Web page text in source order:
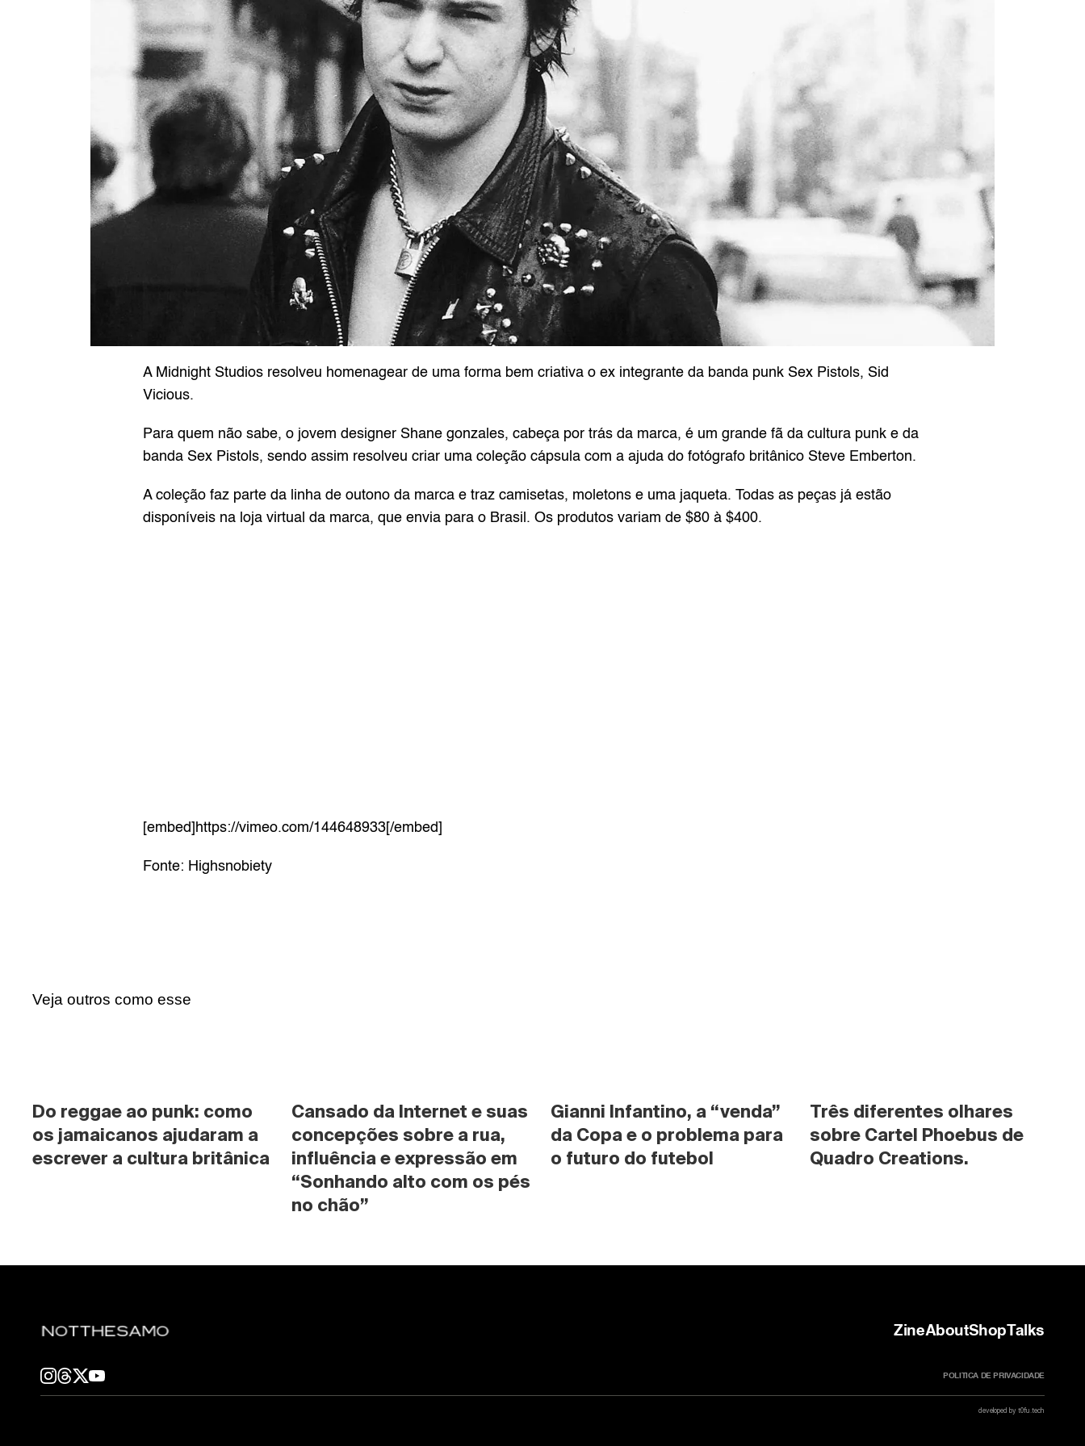
A Midnight Studios resolveu homenagear de uma forma bem criativa o ex integrante da banda punk Sex Pistols, Sid
Vicious.
Para quem não sabe, o jovem designer Shane gonzales, cabeça por trás da marca, é um grande fã da cultura punk e da
banda Sex Pistols, sendo assim resolveu criar uma coleção cápsula com a ajuda do fotógrafo britânico Steve Emberton.
A coleção faz parte da linha de outono da marca e traz camisetas, moletons e uma jaqueta. Todas as peças já estão
disponíveis na loja virtual da marca, que envia para o Brasil. Os produtos variam de $80 à $400.
[embed]https://vimeo.com/144648933[/embed]
Fonte: Highsnobiety
Veja outros como esse
Do reggae ao punk: como
os jamaicanos ajudaram a
escrever a cultura britânica
Cansado da Internet e suas
concepções sobre a rua,
influência e expressão em
“Sonhando alto com os pés
no chão”
Gianni Infantino, a “venda”
da Copa e o problema para
o futuro do futebol
Três diferentes olhares
sobre Cartel Phoebus de
Quadro Creations.
ZineAboutShopTalks
POLITICA DE PRIVACIDADE
developed by t0fu.tech